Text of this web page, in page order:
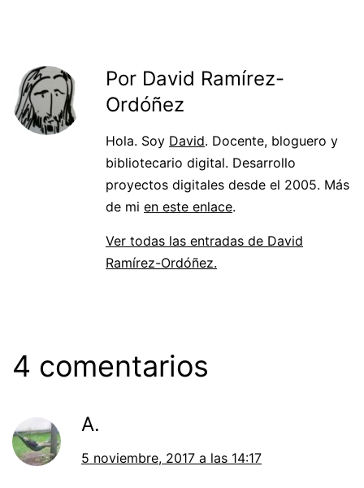
Por David Ramírez-
Ordóñez
Hola. Soy David. Docente, bloguero y
bibliotecario digital. Desarrollo
proyectos digitales desde el 2005. Más
de mi en este enlace.
Ver todas las entradas de David
Ramírez-Ordóñez.
4 comentarios
A.
5 noviembre, 2017 a las 14:17